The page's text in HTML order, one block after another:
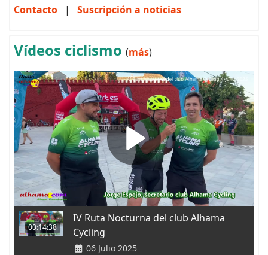
Contacto | Suscripción a noticias
Vídeos ciclismo (más)
00:14:38
IV Ruta Nocturna del club Alhama
Cycling
06 Julio 2025